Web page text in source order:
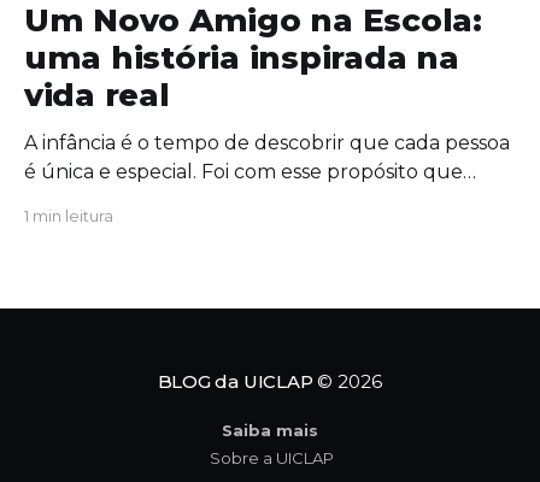
Um Novo Amigo na Escola:
uma história inspirada na
vida real
A infância é o tempo de descobrir que cada pessoa
é única e especial. Foi com esse propósito que
1 min leitura
BLOG da UICLAP © 2026
Saiba mais
Sobre a UICLAP